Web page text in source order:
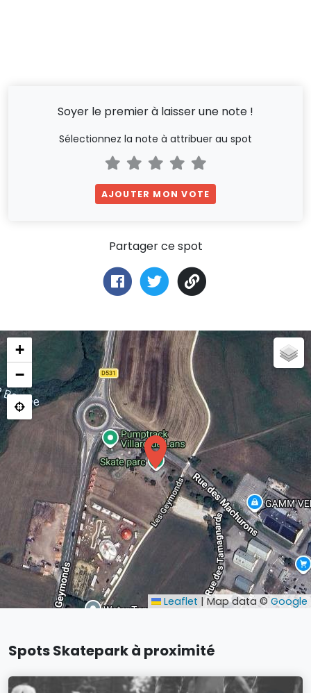
Soyer le premier à laisser une note !
Sélectionnez la note à attribuer au spot
AJOUTER MON VOTE
Partager ce spot
+
−
Leaflet | Map data ©Google
Spots Skatepark à proximité